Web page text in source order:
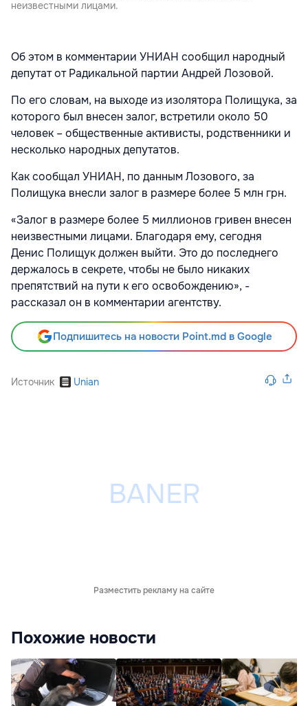
неизвестными лицами.
Об этом в комментарии УНИАН сообщил народный
депутат от Радикальной партии Андрей Лозовой.
По его словам, на выходе из изолятора Полищука, за
которого был внесен залог, встретили около 50
человек – общественные активисты, родственники и
несколько народных депутатов.
Как сообщал УНИАН, по данным Лозового, за
Полищука внесли залог в размере более 5 млн грн.
«Залог в размере более 5 миллионов гривен внесен
неизвестными лицами. Благодаря ему, сегодня
Денис Полищук должен выйти. Это до последнего
держалось в секрете, чтобы не было никаких
препятствий на пути к его освобождению», -
рассказал он в комментарии агентству.
Подпишитесь на новости Point.md в Google
Источник Unian
Разместить рекламу на сайте
Похожие новости